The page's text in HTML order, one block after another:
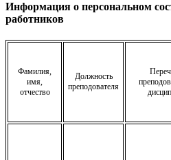
Информация о персональном
работников
Фамилия,
имя,
отчество
Должность
преподователя